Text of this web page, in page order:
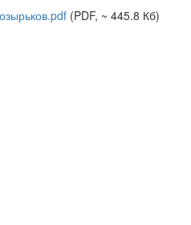
(PDF, ~ 445.8 Кб)